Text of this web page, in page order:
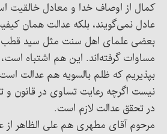
کمال از اوصاف خدا و معادل خالقیت
عادل نمی‌گویند، بلکه عدالت همان
بعضی علمای اهل سنت مثل سید قطب
مساوات گرفته‌اند. این هم اشتباه
بپذیریم که ظلم بالسویه هم عدالت
نیست اگرچه رعایت تساوی در قانون و
در تحقق عدالت لازم است.
مرحوم آقای مطهری هم علی الظاهر از